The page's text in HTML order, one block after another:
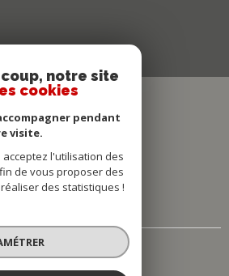
notre site
cookies
pendant
visite.
l'utilisation des
de vous proposer des
des statistiques !